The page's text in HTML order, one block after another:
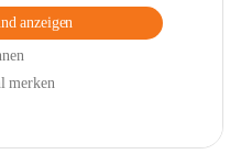
anzeigen
merken